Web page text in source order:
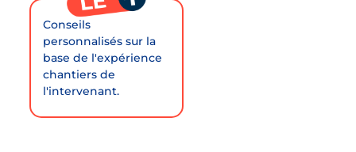
Conseils
personnalisés sur la
base de l'expérience
chantiers de
l'intervenant.